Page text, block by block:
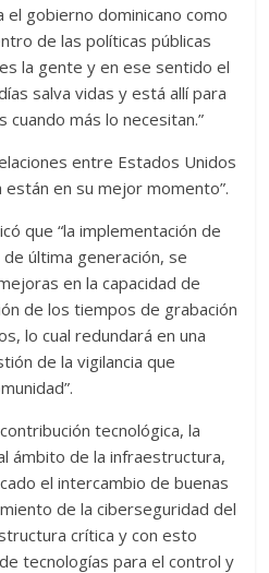
gobierno dominicano como
de las políticas públicas
la gente y en ese sentido el
salva vidas y está allí para
cuando más lo necesitan.”
entre Estados Unidos
están en su mejor momento”.
que “la implementación de
última generación, se
en la capacidad de
de los tiempos de grabación
lo cual redundará en una
de la vigilancia que
tecnológica, la
ámbito de la infraestructura,
el intercambio de buenas
de la ciberseguridad del
crítica y con esto
tecnologías para el control y